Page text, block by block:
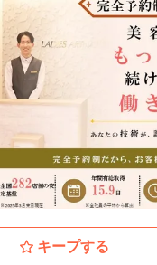
キープする